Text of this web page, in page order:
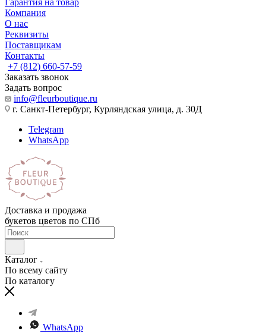
Гарантия на товар
Компания
О нас
Реквизиты
Поставщикам
Контакты
+7 (812) 660-57-59
Заказать звонок
Задать вопрос
info@fleurboutique.ru
г. Санкт-Петербург, Курляндская улица, д. 30Д
Telegram
WhatsApp
Доставка и продажа
букетов цветов по СПб
Каталог
По всему сайту
По каталогу
WhatsApp